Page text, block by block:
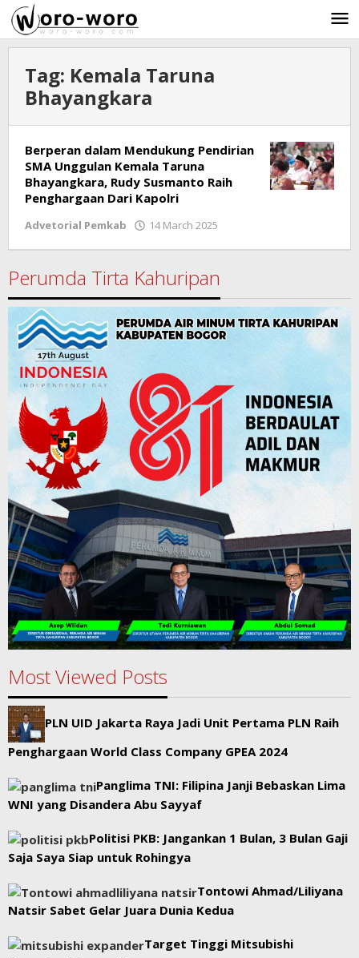
Skip
to
content
Tag: Kemala Taruna
Bhayangkara
Berperan dalam Mendukung Pendirian
SMA Unggulan Kemala Taruna
Bhayangkara, Rudy Susmanto Raih
Penghargaan Dari Kapolri
Advetorial Pemkab 14 March 2025
Perumda Tirta Kahuripan
Most Viewed Posts
PLN UID Jakarta Raya Jadi Unit Pertama PLN Raih
Penghargaan World Class Company GPEA 2024
Panglima TNI: Filipina Janji Bebaskan Lima
WNI yang Disandera Abu Sayyaf
Politisi PKB: Jangankan 1 Bulan, 3 Bulan Gaji
Saja Saya Siap untuk Rohingya
Tontowi Ahmad/Liliyana
Natsir Sabet Gelar Juara Dunia Kedua
Target Tinggi Mitsubishi